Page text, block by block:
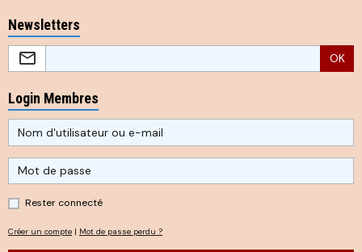
Newsletters
OK
Login Membres
Rester connecté
Créer un compte | Mot de passe perdu ?